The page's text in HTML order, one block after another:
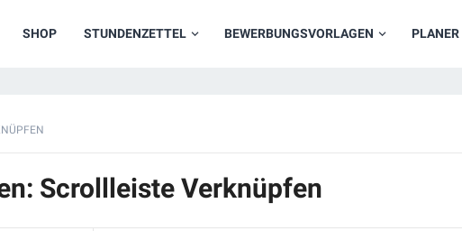
SHOP STUNDENZETTEL BEWERBUNGSVORLAGEN PLANER
Scrollleiste Verknüpfen